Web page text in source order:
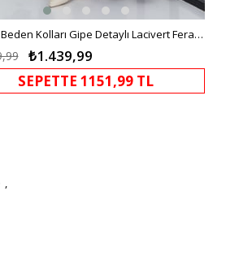
Büyük Beden Kolları Gipe Detaylı Lacivert Ferace
₺1.439,99
SEPETTE 1151,99 TL
,